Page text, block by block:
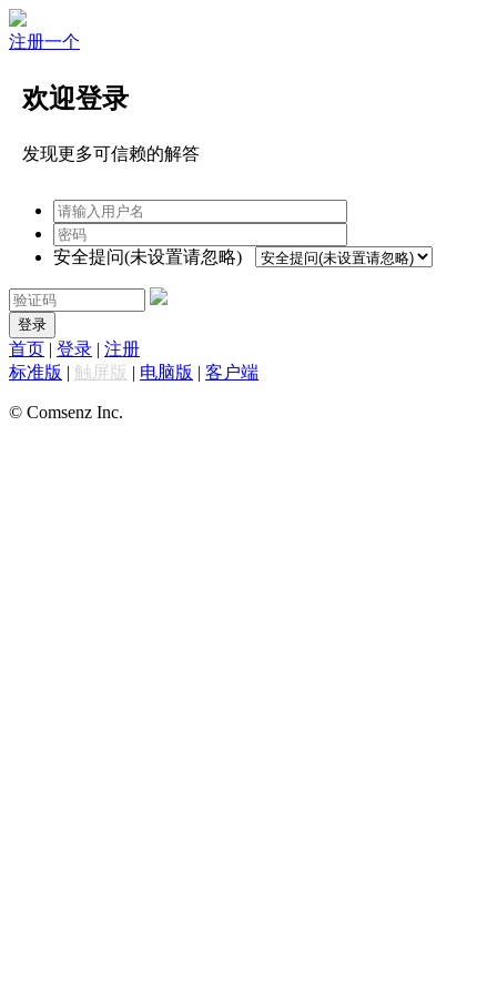
注册一个
欢迎登录
发现更多可信赖的解答
安全提问(未设置请忽略)
登录
首页 | 登录 | 注册
标准版 | 触屏版 | 电脑版 | 客户端
© Comsenz Inc.